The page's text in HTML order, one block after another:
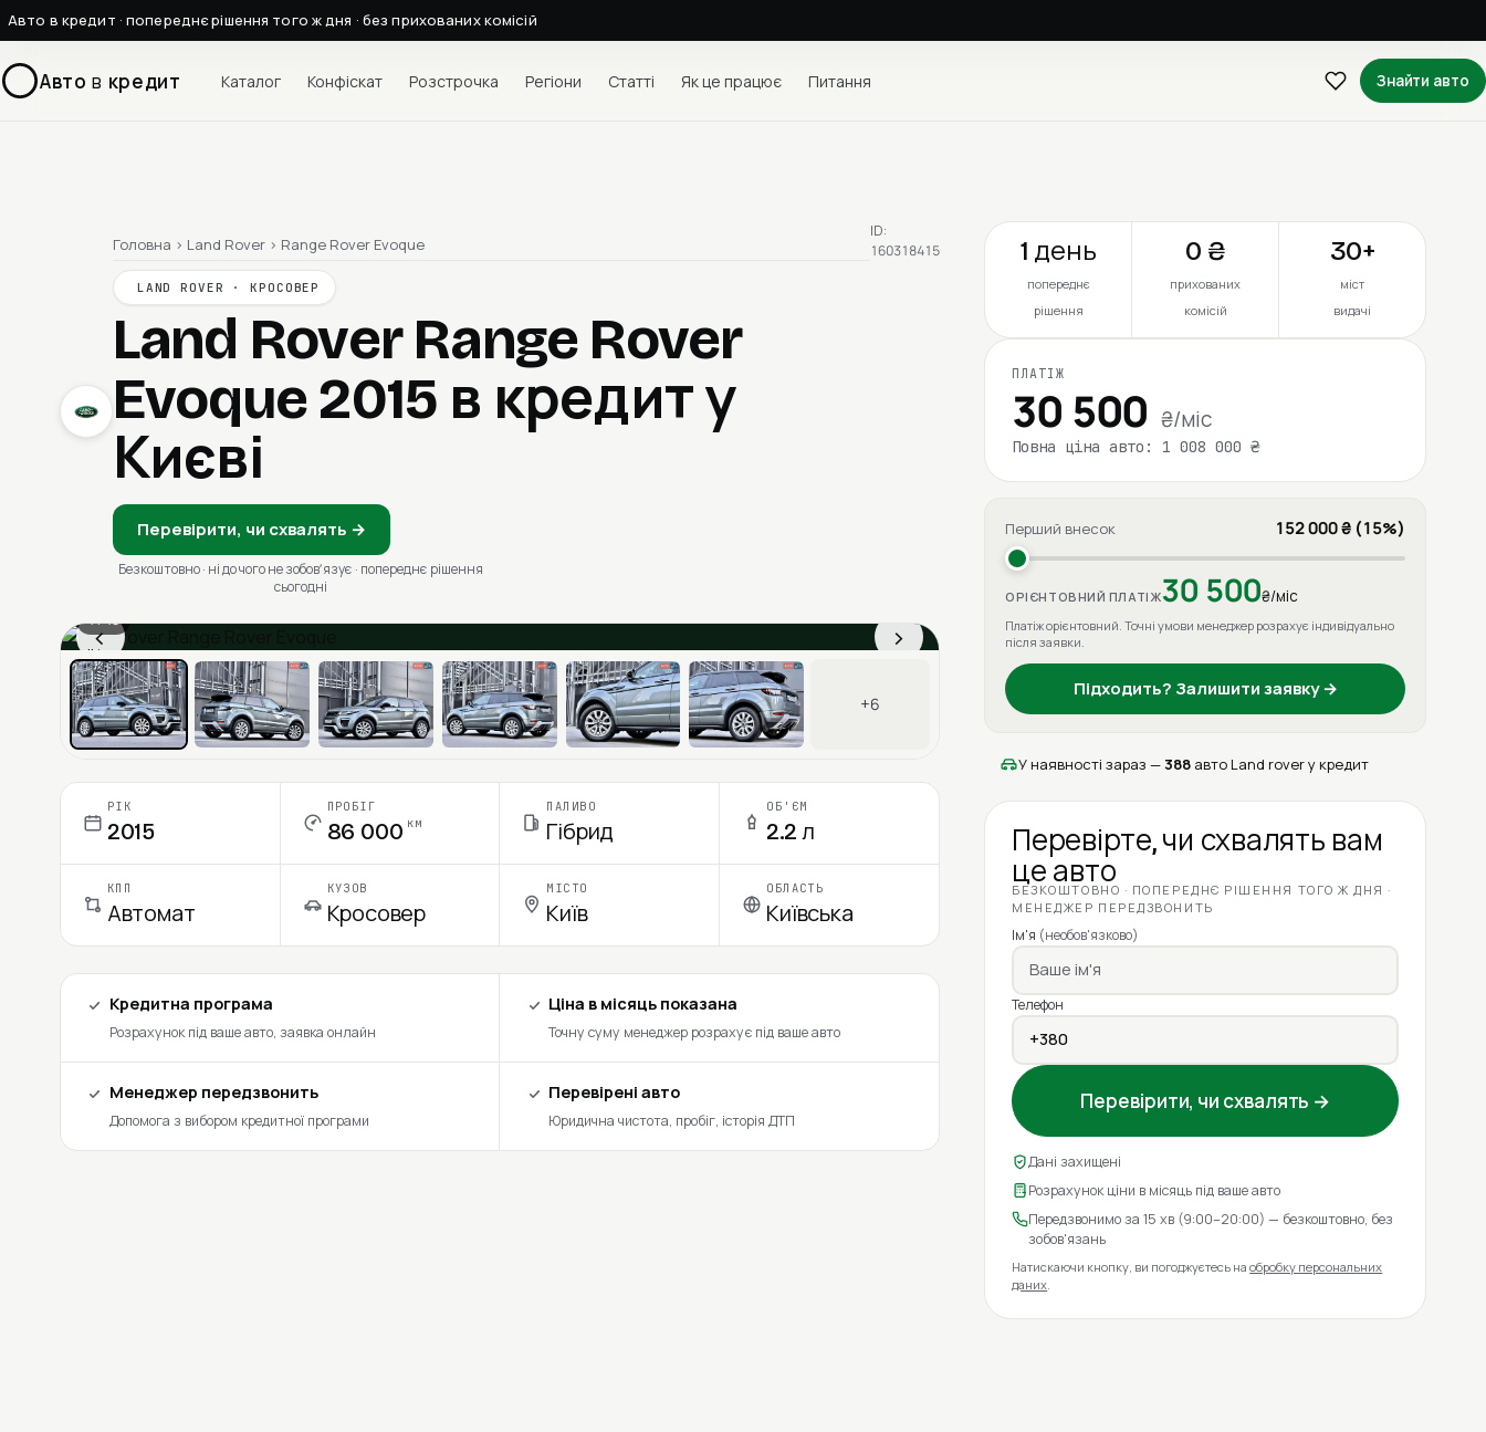
Авто в кредит · попереднє рішення того ж дня · без прихованих комісій
Авто в кредит Каталог Конфіскат Розстрочка Регіони Статті Як це працює Питання Знайти авто
Головна › Land Rover › Range Rover Evoque
LAND ROVER · КРОСОВЕР
Land Rover Range Rover
Evoque 2015 в кредит у
Києві
Перевірити, чи схвалять →
Безкоштовно · ні до чого не зобовʼязує · попереднє рішення
сьогодні
ID:
160318415
‹ ›
1 / 13
Ціна в місяць
+6
РІК
2015
ПРОБІГ
86 000 км
ПАЛИВО
Гібрид
ОБ'ЄМ
2.2 л
КПП
Автомат
КУЗОВ
Кросовер
МІСТО
Київ
ОБЛАСТЬ
Київська
Кредитна програма
Розрахунок під ваше авто, заявка онлайн
Ціна в місяць показана
Точну суму менеджер розрахує під ваше авто
Менеджер передзвонить
Допомога з вибором кредитної програми
Перевірені авто
Юридична чистота, пробіг, історія ДТП
1 день
попереднє
рішення
0 ₴
прихованих
комісій
30+
міст
видачі
ПЛАТІЖ
30 500 ₴/міс
Повна ціна авто: 1 008 000 ₴
Перший внесок 152 000 ₴ (15%)
ОРІЄНТОВНИЙ ПЛАТІЖ30 500₴/міс
Платіж орієнтовний. Точні умови менеджер розрахує індивідуально
після заявки.
Підходить? Залишити заявку →
У наявності зараз — 388 авто Land rover у кредит
Перевірте, чи схвалять вам
це авто
БЕЗКОШТОВНО · ПОПЕРЕДНЄ РІШЕННЯ ТОГО Ж ДНЯ ·
МЕНЕДЖЕР ПЕРЕДЗВОНИТЬ
Ім'я (необов'язково)
Телефон
Перевірити, чи схвалять →
Дані захищені
Розрахунок ціни в місяць під ваше авто
Передзвонимо за 15 хв (9:00–20:00) — безкоштовно, без
зобов'язань
Натискаючи кнопку, ви погоджуєтесь наобробку персональних
даних